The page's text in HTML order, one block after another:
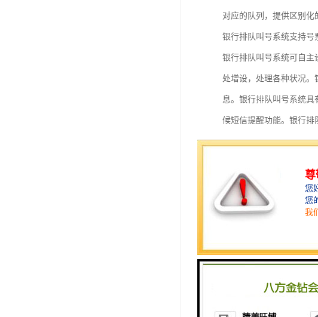
对应的队列，提供区别化
银行排队叫号系统支持号
银行排队叫号系统可自主
处增设，处理各种状况
息。银行排队叫号系统
候短信提醒功能。银行排
情况下提供全面数据恢复
排队分诊系统：可对接
支持语音播报姓名、液晶
排队分诊系统组成：
分诊后台管理软件：排
多媒体显示终端与叫号